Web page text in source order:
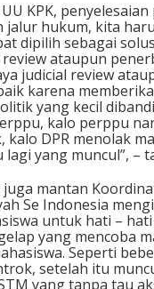
KPK,
jalur hukum, kita
dipilih sebagai
review ataupun
judicial review
karena
yang kecil
kalo perppu
kalo DPR menolak
lagi yang muncul”, –
juga mantan
Se Indonesia
untuk hati –
yang mencoba
Seperti
setelah itu
yang tanpa tau